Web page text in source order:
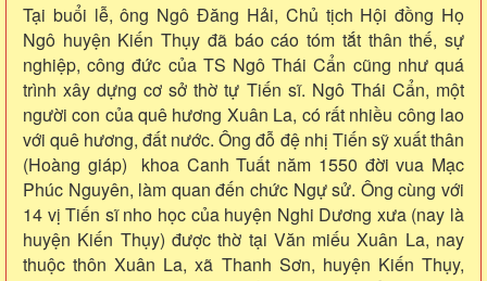
Tại buổi lễ, ông Ngô Đăng Hải, Chủ tịch Hội đồng Họ
Ngô huyện Kiến Thụy đã báo cáo tóm tắt thân thế, sự
nghiệp, công đức của TS Ngô Thái Cẩn cũng như quá
trình xây dựng cơ sở thờ tự Tiến sĩ. Ngô Thái Cẩn, một
người con của quê hương Xuân La, có rất nhiều công lao
với quê hương, đất nước. Ông đỗ đệ nhị Tiến sỹ xuất thân
(Hoàng giáp) khoa Canh Tuất năm 1550 đời vua Mạc
Phúc Nguyên, làm quan đến chức Ngự sử. Ông cùng với
14 vị Tiến sĩ nho học của huyện Nghi Dương xưa (nay là
huyện Kiến Thụy) được thờ tại Văn miếu Xuân La, nay
thuộc thôn Xuân La, xã Thanh Sơn, huyện Kiến Thụy,